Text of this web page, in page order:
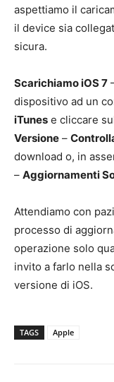
aspettiamo il
il device sia
sicura.
Scarichiamo iOS 7
dispositivo ad un
iTunes e cliccare
Versione –
download o, in
– Aggiornamenti
Attendiamo con
processo di
operazione solo
invito a farlo nella
versione di iOS.
TAGS Apple